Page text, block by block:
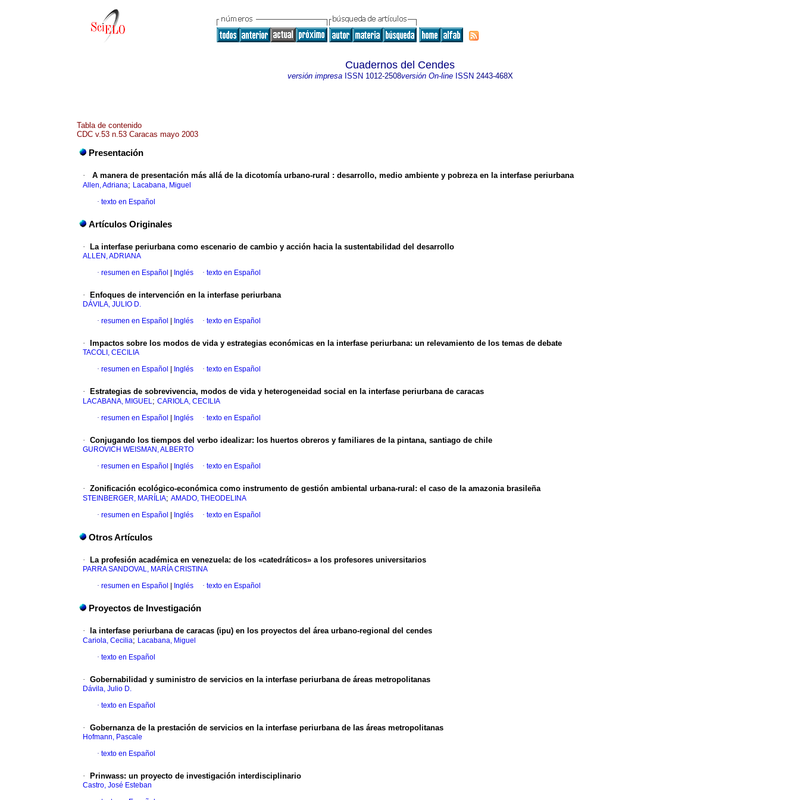
Cuadernos del Cendes
versión impresaISSN 1012-2508versión On-lineISSN 2443-468X
Tabla de contenido
CDC v.53 n.53 Caracas mayo 2003
Presentación
· A manera de presentación más allá de la dicotomía urbano-rural : desarrollo, medio ambiente y pobreza en la interfase periurbana
Allen, Adriana; Lacabana, Miguel
· texto en Español
Artículos Originales
· La interfase periurbana como escenario de cambio y acción hacia la sustentabilidad del desarrollo
ALLEN, ADRIANA
· resumen en Español Inglés · texto en Español
· Enfoques de intervención en la interfase periurbana
DÁVILA, JULIO D.
· resumen en Español Inglés · texto en Español
· Impactos sobre los modos de vida y estrategias económicas en la interfase periurbana: un relevamiento de los temas de debate
TACOLI, CECILIA
· resumen en Español Inglés · texto en Español
· Estrategias de sobrevivencia, modos de vida y heterogeneidad social en la interfase periurbana de caracas
LACABANA, MIGUEL; CARIOLA, CECILIA
· resumen en Español Inglés · texto en Español
· Conjugando los tiempos del verbo idealizar: los huertos obreros y familiares de la pintana, santiago de chile
GUROVICH WEISMAN, ALBERTO
· resumen en Español Inglés · texto en Español
· Zonificación ecológico-económica como instrumento de gestión ambiental urbana-rural : el caso de la amazonia brasileña
STEINBERGER, MARÍLIA; AMADO, THEODELINA
· resumen en Español Inglés · texto en Español
Otros Artículos
· La profesión académica en venezuela: de los «catedráticos» a los profesores universitarios
PARRA SANDOVAL, MARÍA CRISTINA
· resumen en Español Inglés · texto en Español
Proyectos de Investigación
· la interfase periurbana de caracas (ipu) en los proyectos del área urbano-regional del cendes
Cariola, Cecilia; Lacabana, Miguel
· texto en Español
· Gobernabilidad y suministro de servicios en la interfase periurbana de áreas metropolitanas
Dávila, Julio D.
· texto en Español
· Gobernanza de la prestación de servicios en la interfase periurbana de las áreas metropolitanas
Hofmann, Pascale
· texto en Español
· Prinwass: un proyecto de investigación interdisciplinario
Castro, José Esteban